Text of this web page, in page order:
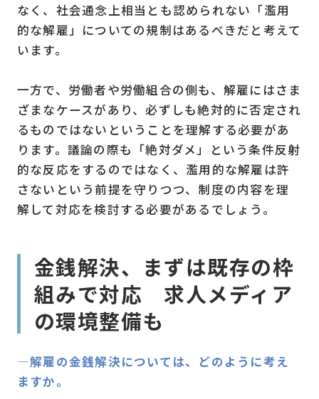
なく、社会通念上相当とも認められない「濫用
的な解雇」についての規制はあるべきだと考えて
います。
一方で、労働者や労働組合の側も、解雇にはさま
ざまなケースがあり、必ずしも絶対的に否定され
るものではないということを理解する必要があ
ります。議論の際も「絶対ダメ」という条件反射
的な反応をするのではなく、濫用的な解雇は許
さないという前提を守りつつ、制度の内容を理
解して対応を検討する必要があるでしょう。
金銭解決、まずは既存の枠
組みで対応 求人メディア
の環境整備も
―解雇の金銭解決については、どのように考え
ますか。